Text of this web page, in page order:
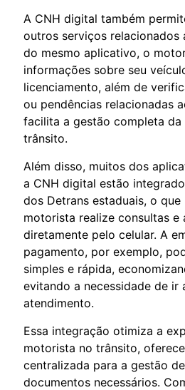
A CNH digital também
outros serviços relacionados
do mesmo aplicativo, o
informações sobre seu
licenciamento, além de
ou pendências relacionadas
facilita a gestão completa
trânsito.
Além disso, muitos dos
a CNH digital estão
dos Detrans estaduais, o
motorista realize consultas e
diretamente pelo celular. A
pagamento, por exemplo,
simples e rápida,
evitando a necessidade de ir
atendimento.
Essa integração otimiza a
motorista no trânsito,
centralizada para a gestão
documentos necessários.